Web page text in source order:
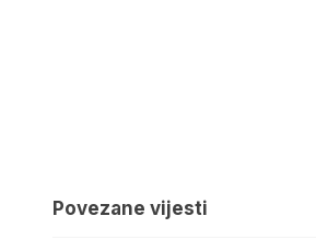
Povezane vijesti